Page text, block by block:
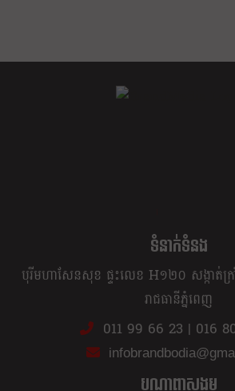
ទំនាក់ទំនង
បុរីមហាសែនសុខ ផ្ទះលេខ H១២០ សង្កាត់ក្
រាជធានីភ្នំពេញ
011 99 66 23 | 016